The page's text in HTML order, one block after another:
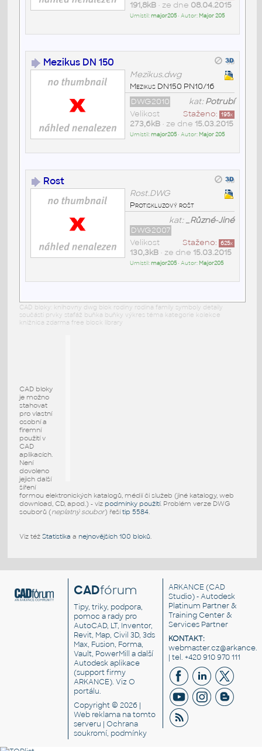
191,8kB• ze dne 08.04.2015
Umístil:major205• Autor: Major 205
Mezikus DN 150
Mezikus.dwg
Mezikus DN150 PN10/16
kat:Potrubí
DWG2010
Staženo: 195x
Velikost
273,6kB• ze dne 15.03.2015
Umístil:major205• Autor: Major 205
Rost
Rost.DWG
Protiskluzový rošt
kat:_Různé-Jiné
DWG2007
Staženo: 625x
Velikost
130,3kB• ze dne 15.03.2015
Umístil:major205• Autor: Major205
CAD bloky: knihovny dwg blok rodiny rodina family symboly detaily
součásti prvky stafáž buňka buňky výkres téma kategorie kolekce
knižnica zdarma free block library
CAD bloky
je možno
stahovat
pro vlastní
osobní a
firemní
použití v
CAD
aplikacích.
Není
dovoleno
jejich další
šíření
formou elektronických katalogů, médií či služeb (jiné katalogy, web
download, CD, apod.) - viz podmínky použití. Problém verze DWG
souborů (neplatný soubor) řešítip 5584.
Viz též Statistika a nejnovějších 100 bloků.
CADfórum
Tipy, triky, podpora,
pomoc a rady pro
AutoCAD, LT, Inventor,
Revit, Map, Civil 3D, 3ds
Max, Fusion, Forma,
Vault, PowerMill a další
Autodesk aplikace
(support firmy
ARKANCE). VizO
portálu.
Copyright © 2026 |
Web reklama na tomto
serveru |Ochrana
soukromí, podmínky
ARKANCE (CAD
Studio) - Autodesk
Platinum Partner &
Training Center &
Services Partner
KONTAKT:
| tel. +420 910 970 111